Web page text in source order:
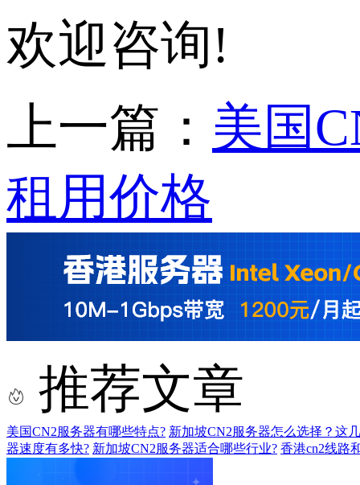
欢迎咨询!
上一篇： 美国
租用价格
推荐文章
美国CN2服务器有哪些特点? 新加坡CN2服务器怎么选择？这
器速度有多快? 新加坡CN2服务器适合哪些行业? 香港cn2线路